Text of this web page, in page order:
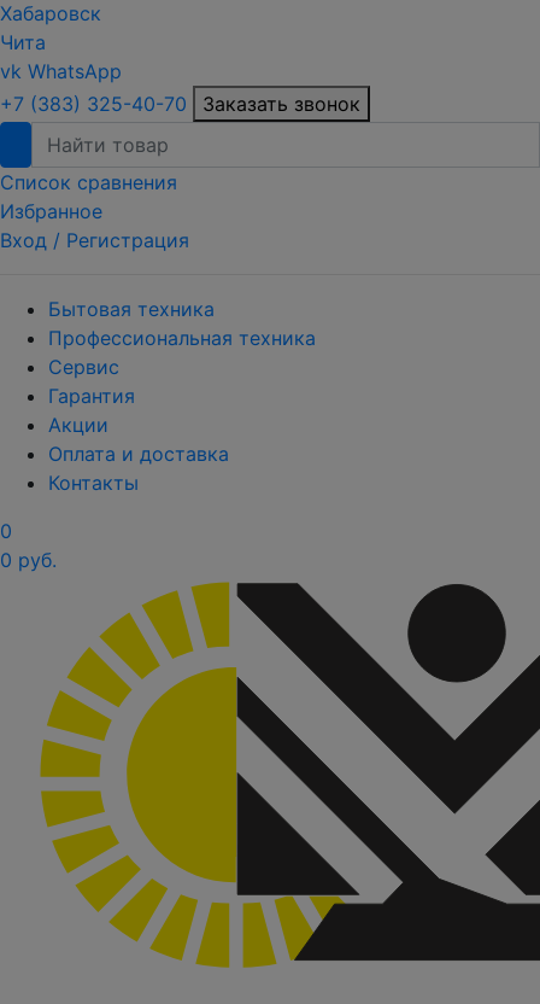
Хабаровск
Чита
vk WhatsApp
+7 (383) 325-40-70
Заказать звонок
Список сравнения
Избранное
Вход / Регистрация
Бытовая техника
Профессиональная техника
Сервис
Гарантия
Акции
Оплата и доставка
Контакты
0
0 руб.